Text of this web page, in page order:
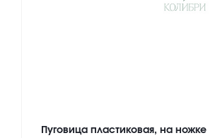
Пуговица пластиковая, на ножке